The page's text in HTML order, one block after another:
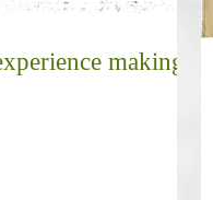
making a